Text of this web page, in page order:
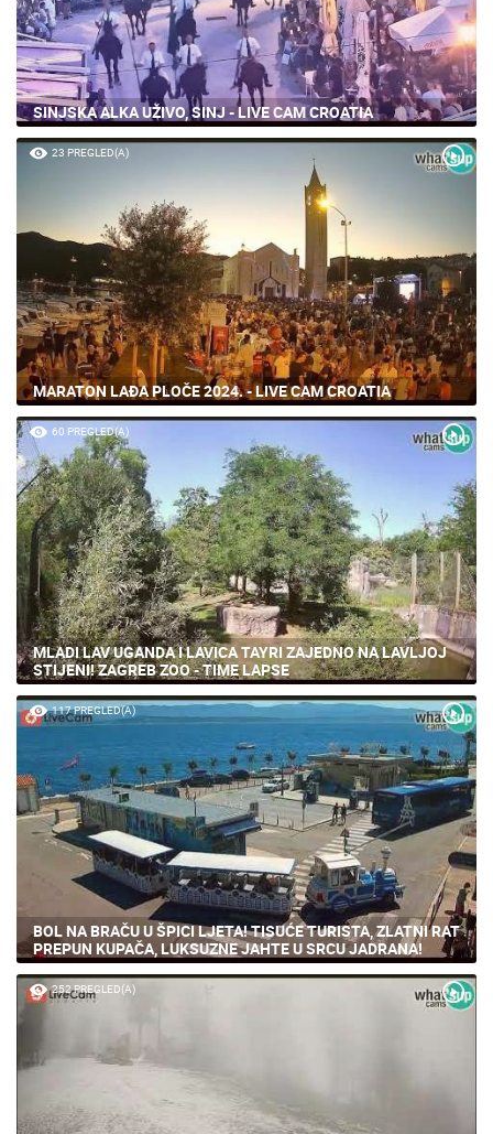
SINJSKA ALKA UŽIVO, SINJ - LIVE CAM CROATIA
23 PREGLED(A)
MARATON LAĐA PLOČE 2024. - LIVE CAM CROATIA
60 PREGLED(A)
MLADI LAV UGANDA I LAVICA TAYRI ZAJEDNO NA LAVLJOJ
STIJENI! ZAGREB ZOO - TIME LAPSE
117 PREGLED(A)
BOL NA BRAČU U ŠPICI LJETA! TISUĆE TURISTA, ZLATNI RAT
PREPUN KUPAČA, LUKSUZNE JAHTE U SRCU JADRANA!
252 PREGLED(A)